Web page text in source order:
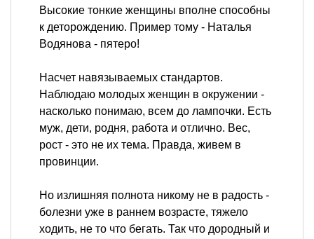
Высокие тонкие женщины вполне способны
к деторождению. Пример тому - Наталья
Водянова - пятеро!
Насчет навязываемых стандартов.
Наблюдаю молодых женщин в окружении -
насколько понимаю, всем до лампочки. Есть
муж, дети, родня, работа и отлично. Вес,
рост - это не их тема. Правда, живем в
провинции.
Но излишняя полнота никому не в радость -
болезни уже в раннем возрасте, тяжело
ходить, не то что бегать. Так что дородный и